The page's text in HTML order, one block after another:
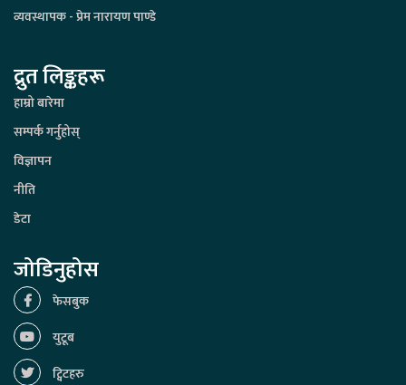
व्यवस्थापक - प्रेम नारायण पाण्डे
द्रुत लिङ्कहरू
हाम्रो बारेमा
सम्पर्क गर्नुहोस्
विज्ञापन
नीति
डेटा
जोडिनुहोस
फेसबुक
युटूब
ट्विटहरु